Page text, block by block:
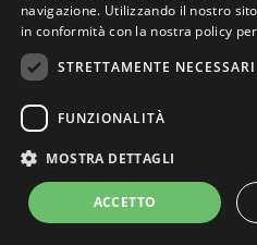
FILCAMS
Email
CF
Informativa Privacy
navigazione. Utilizzando il nostro
in conformità con la nostra policy
STRETTAMENTE NECESSARI
FUNZIONALITÀ
MOSTRA DETTAGLI
ACCETTO